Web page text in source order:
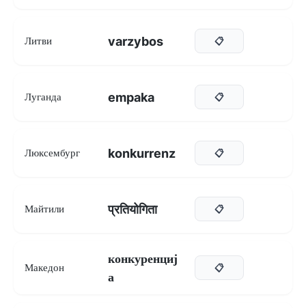
Литви varzybos 📋
Луганда empaka 📋
Люксембург konkurrenz 📋
Майтили प्रतियोगिता 📋
Македон
конкуренциј
а
📋